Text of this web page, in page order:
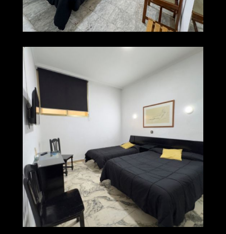
008 img 0527 Ampliar